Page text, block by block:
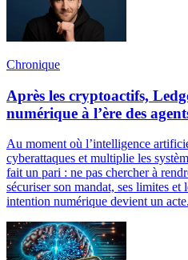
Chronique
Après les cryptoactifs,
numérique à l’ère des
Au moment où l’intelligence
cyberattaques et multiplie les
fait un pari : ne pas chercher à
sécuriser son mandat, ses limites et
intention numérique devient un acte.